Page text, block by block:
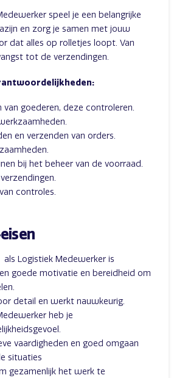
speel je een belangrijke
en zorg je samen met jouw
dat alles op rolletjes loopt. Van
tot de verzendingen.
van goederen, deze controleren.
en verzenden van orders.
bij het beheer van de voorraad.
controles.
als Logistiek Medewerker is
goede motivatie en bereidheid om
detail en werkt nauwkeurig.
heb je
vaardigheden en goed omgaan
situaties
gezamenlijk het werk te